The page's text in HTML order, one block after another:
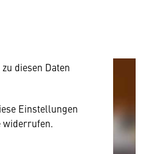
austauscht.
diesen Daten
Einstellungen
widerrufen.